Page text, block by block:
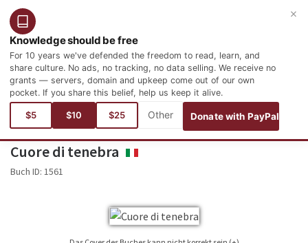
Deutsch
Knowledge should be free
For 10 years we've defended the freedom to read, learn, and
share culture. No ads, no tracking, no data selling. We receive no
grants — servers, domain and upkeep come out of our own
pocket. If you share this belief, help us keep it alive.
$5 $10 $25 Donate with PayPal
×
Aktuelle Seite:Sprachen Italienisch
Letteratura
Letteratura inglese
Cuore di tenebra
Buch ID: 1561